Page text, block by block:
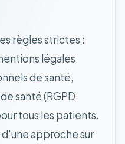
règles strictes :
légales
de santé,
santé (RGPD
tous les patients.
approche sur